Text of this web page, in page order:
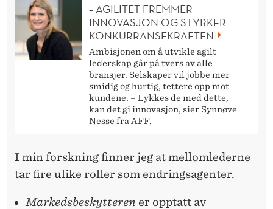
– AGILITET FREMMER
INNOVASJON OG STYRKER
KONKURRANSEKRAFTEN
Ambisjonen om å utvikle agilt
lederskap går på tvers av alle
bransjer. Selskaper vil jobbe mer
smidig og hurtig, tettere opp mot
kundene. – Lykkes de med dette,
kan det gi innovasjon, sier Synnøve
Nesse fra AFF.
I min forskning finner jeg at mellomlederne
tar fire ulike roller som endringsagenter.
Markedsbeskytteren er opptatt av